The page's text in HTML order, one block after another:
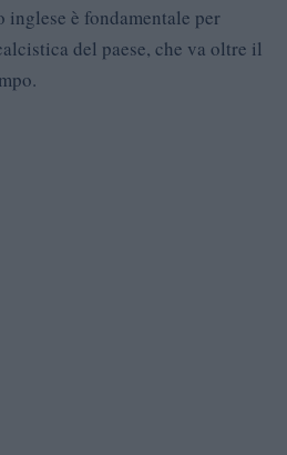
inglese è fondamentale per
del paese, che va oltre il